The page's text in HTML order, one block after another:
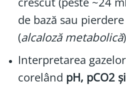
de bază sau
(alcaloză metabolică
Interpretarea
corelând pH, pCO2